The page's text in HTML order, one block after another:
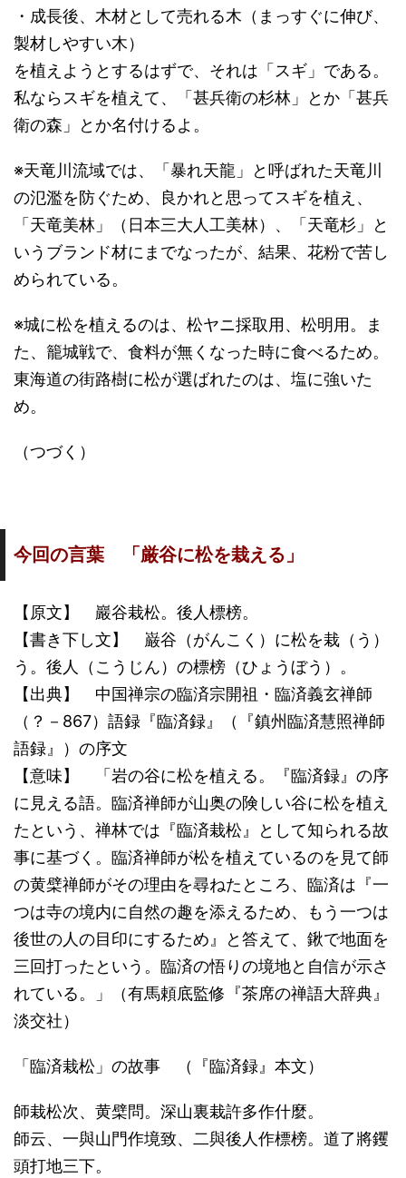
・成長後、木材として売れる木（まっすぐに伸び、
製材しやすい木）
を植えようとするはずで、それは「スギ」である。
私ならスギを植えて、「甚兵衛の杉林」とか「甚兵
衛の森」とか名付けるよ。
※天竜川流域では、「暴れ天龍」と呼ばれた天竜川
の氾濫を防ぐため、良かれと思ってスギを植え、
「天竜美林」（日本三大人工美林）、「天竜杉」と
いうブランド材にまでなったが、結果、花粉で苦し
められている。
※城に松を植えるのは、松ヤニ採取用、松明用。ま
た、籠城戦で、食料が無くなった時に食べるため。
東海道の街路樹に松が選ばれたのは、塩に強いた
め。
（つづく）
今回の言葉 「厳谷に松を栽える」
【原文】 巖谷栽松。後人標榜。
【書き下し文】 巌谷（がんこく）に松を栽（う）
う。後人（こうじん）の標榜（ひょうぼう）。
【出典】 中国禅宗の臨済宗開祖・臨済義玄禅師
（？－867）語録『臨済録』（『鎮州臨済慧照禅師
語録』）の序文
【意味】 「岩の谷に松を植える。『臨済録』の序
に見える語。臨済禅師が山奥の険しい谷に松を植え
たという、禅林では『臨済栽松』として知られる故
事に基づく。臨済禅師が松を植えているのを見て師
の黄檗禅師がその理由を尋ねたところ、臨済は『一
つは寺の境内に自然の趣を添えるため、もう一つは
後世の人の目印にするため』と答えて、鍬で地面を
三回打ったという。臨済の悟りの境地と自信が示さ
れている。」（有馬頼底監修『茶席の禅語大辞典』
淡交社）
「臨済栽松」の故事 （『臨済録』本文）
師栽松次、黄檗問。深山裏栽許多作什麼。
師云、一與山門作境致、二與後人作標榜。道了將钁
頭打地三下。